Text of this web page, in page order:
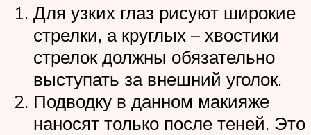
Для узких глаз рисуют широкие
стрелки, а круглых – хвостики
стрелок должны обязательно
выступать за внешний уголок.
Подводку в данном макияже
наносят только после теней. Это